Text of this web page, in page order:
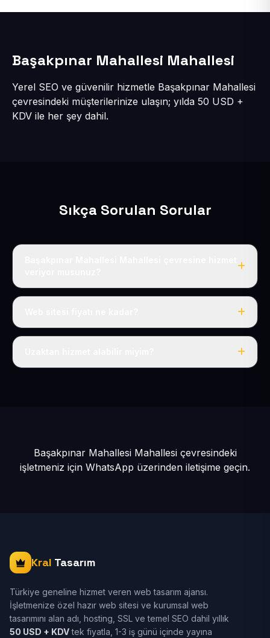
Başakpınar Mahallesi Mahallesi
Yerel SEO ve güvenilir hizmetle Başakpınar Mahallesi
çevresindeki müşterilerinize ulaşın; yılda 50 USD +
KDV ile her şey dahil.
Sıkça Sorulan Sorular
Evet, Başakpınar Mahallesi dahil tüm Talas Köyler ve
Tek fiyat: yılda 50 USD + KDV, her şey dahil.
Başakpınar Mahallesi Mahallesi çevresindeki
işletmeniz için WhatsApp üzerinden iletişime geçin.
Kral Tasarım
Türkiye geneline hizmet veren web tasarım ajansı.
İşletmenize özel hazır web sitesi ve kurumsal web
tasarımını alan adı, hosting, SSL ve temel SEO dahil yıllık
50 USD + KDVtek fiyatla, 1-3 iş günü içinde yayına